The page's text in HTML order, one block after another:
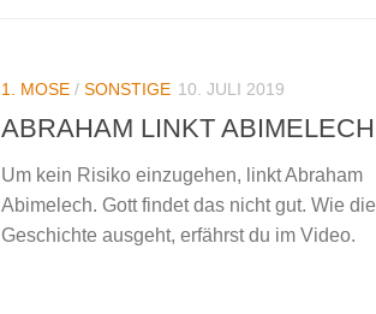
1. MOSE / SONSTIGE 10. JULI 2019
ABRAHAM LINKT ABIMELECH
Um kein Risiko einzugehen, linkt Abraham
Abimelech. Gott findet das nicht gut. Wie die
Geschichte ausgeht, erfährst du im Video.